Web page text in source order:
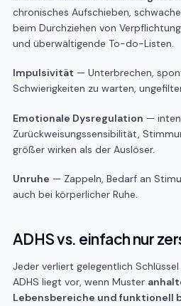
chronisches Aufschieben,
beim Durchziehen von
und überwältigende To-do-Listen.
Impulsivität — Unterbrechen,
Schwierigkeiten zu warten,
Emotionale Dysregulation —
Zurückweisungssensibilität,
größer wirken als der Auslöser.
Unruhe — Zappeln, Bedarf an
auch bei körperlicher Ruhe.
ADHS vs. einfach nur
Jeder verliert gelegentlich
ADHS liegt vor, wenn Muster
Lebensbereiche und funktionell